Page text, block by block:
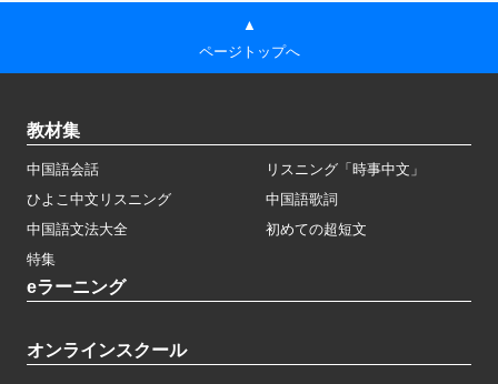
▲
ページトップへ
教材集
中国語会話
リスニング「時事中文」
ひよこ中文リスニング
中国語歌詞
中国語文法大全
初めての超短文
特集
eラーニング
オンラインスクール